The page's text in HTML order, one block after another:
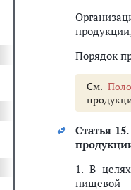
Порядок
См.
Статья 15.
1. В
пищевой